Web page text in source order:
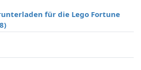
für die Lego Fortune